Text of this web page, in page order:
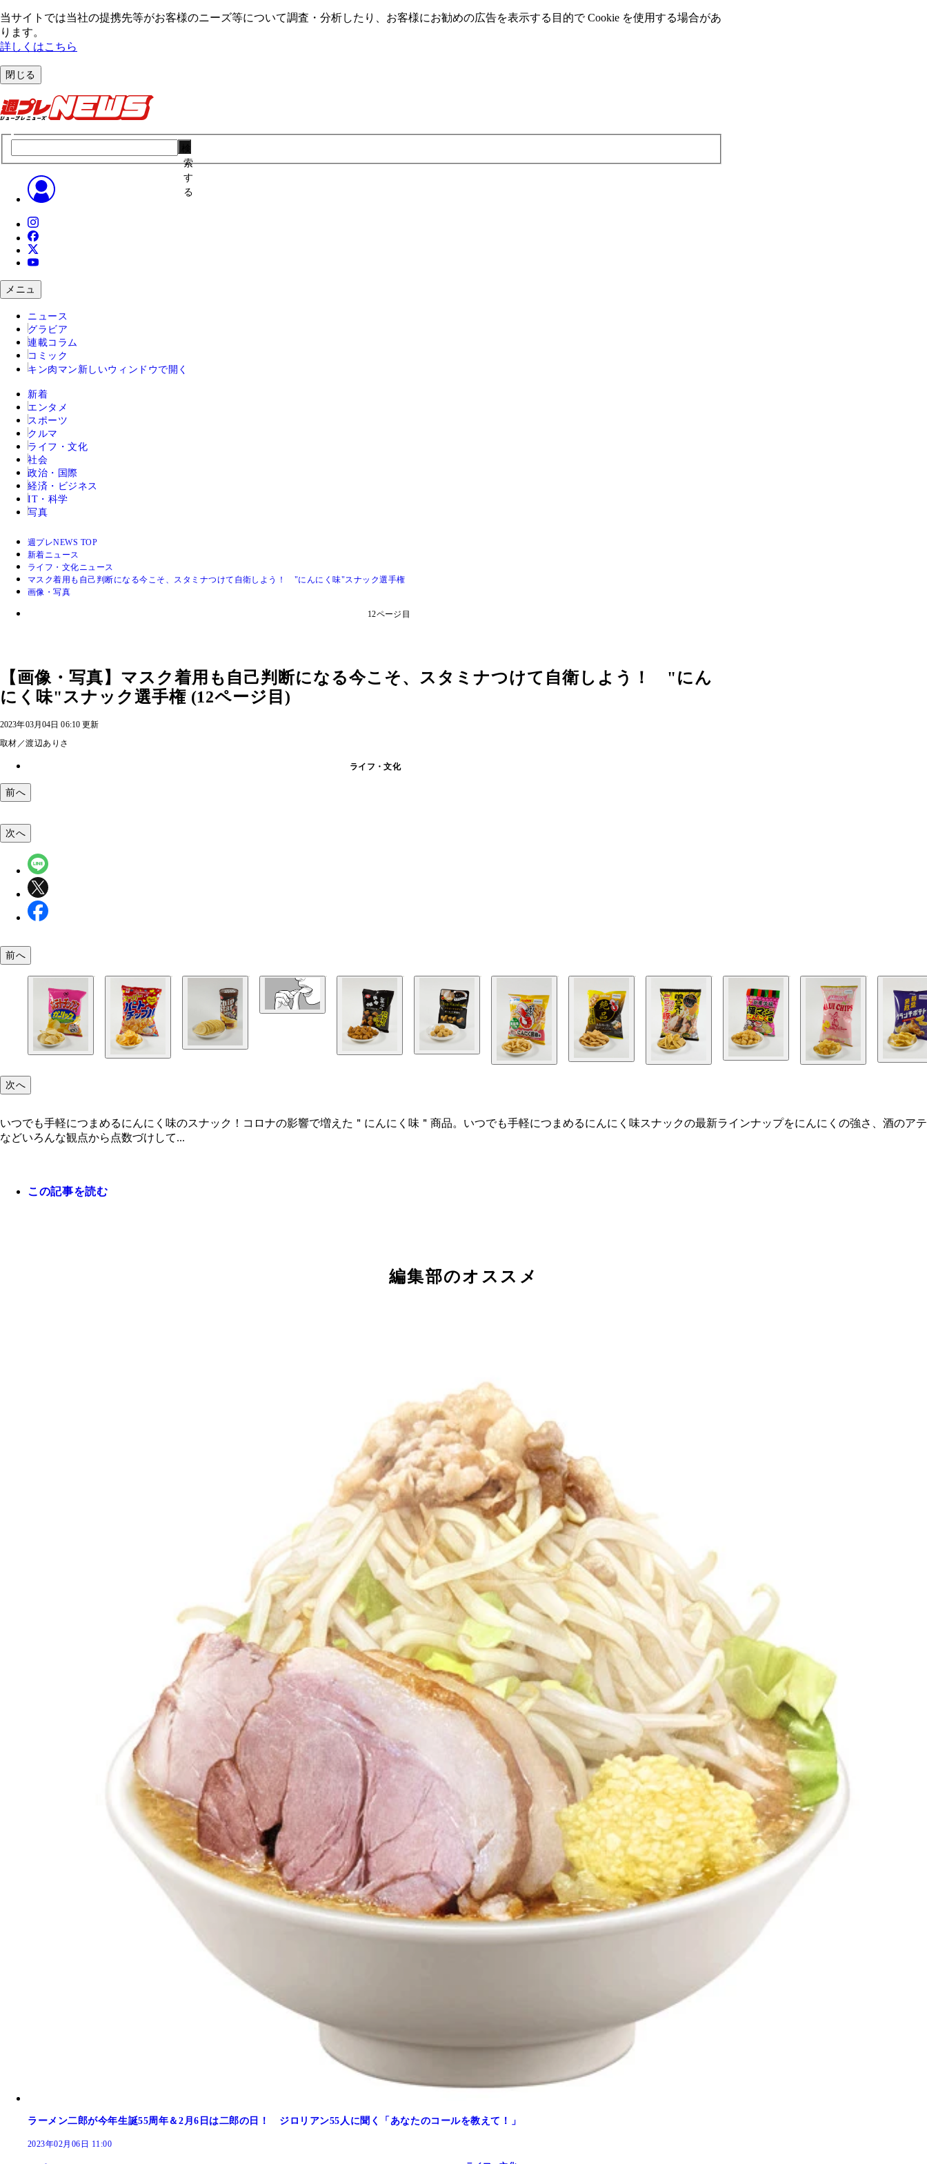
当サイトでは当社の提携先等がお客様のニーズ等について調査・分析したり、お客様にお勧めの広告を表⽰する⽬的で Cookie を使⽤する場合があ
ります。
詳しくはこちら
閉じる
索
す
る
メニュ
ニュース
グラビア
連載コラム
コミック
キン肉マン 新しいウィンドウで開く
新着
エンタメ
スポーツ
クルマ
ライフ・文化
社会
政治・国際
経済・ビジネス
IT・科学
写真
週プレNEWS TOP
新着ニュース
ライフ・文化ニュース
マスク着用も自己判断になる今こそ、スタミナつけて自衛しよう！ "にんにく味"スナック選手権
画像・写真
12ページ目
【画像・写真】マスク着用も自己判断になる今こそ、スタミナつけて自衛しよう！ "にん
にく味"スナック選手権 (12ページ目)
2023年03月04日 06:10 更新
取材／渡辺ありさ
ライフ・文化
前へ
★ポテトチップス ガーリック（湖池屋） にんにくガツン度：11点 酒つまマッチ度：10点 口新しさ度：7点
★チップスター にんにく醤油味（ヤマザキビスケット） にんにくガツン度：10点 酒つまマッチ度：9.5点 口新しさ度：9点
★堅ぶつ にんにく醤油味（亀田製菓） にんにくガツン度：6点 酒つまマッチ度：7.5点 口新しさ度：10.5点
★クリスピーマカダミア ガーリック醤油味（ブルボン） にんにくガツン度：6点 酒つまマッチ度：10点 口新しさ度：11点
★ぷち歌舞伎揚 超マシマシにんにく味（天乃屋） にんにくガツン度：10.5点 酒つまマッチ度：9点 口新しさ度：7.5点
次へ
前へ
次へ
いつでも手軽につまめるにんにく味のスナック！コロナの影響で増えた＂にんにく味＂商品。いつでも手軽につまめるにんにく味スナックの最新ラインナップをにんにくの強さ、酒のアテ
などいろんな観点から点数づけして...
この記事を読む
編集部のオススメ
ラーメン二郎が今年生誕55周年＆2月6日は二郎の日！ ジロリアン55人に聞く「あなたのコールを教えて！」
2023年02月06日 11:00